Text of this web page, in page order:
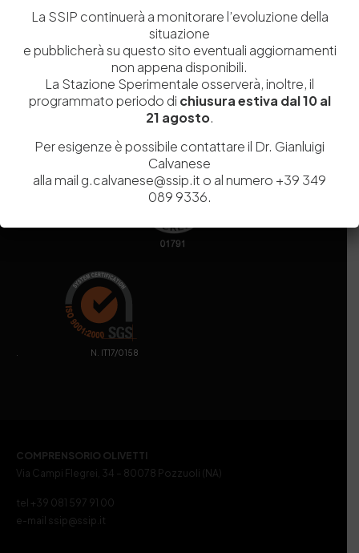
Iscrizione REA
NA 920756
Codice di iscrizione all’Anagrafe Nazionale delle Ricerche del
MIUR 000290_EIRI
Euro9.690.240,00
stazionesperimentaleindustriapelli@legalmail.it
Sede legaleVia Campi Flegrei, 34 – 80078 Pozzuoli (NA) – Tel. +39
. N. IT17/0158
COMPRENSORIO OLIVETTI
Via Campi Flegrei, 34 – 80078 Pozzuoli (NA)
tel +39 081 597 91 00
e-mail ssip@ssip.it
La SSIP continuerà a monitorare l’evoluzione della
situazione
e pubblicherà su questo sito eventuali aggiornamenti
non appena disponibili.
La Stazione Sperimentale osserverà, inoltre, il
programmato periodo di chiusura estiva dal 10 al
21 agosto.
Per esigenze è possibile contattare il Dr. Gianluigi
Calvanese
alla mail g.calvanese@ssip.it o al numero +39 349
089 9336.